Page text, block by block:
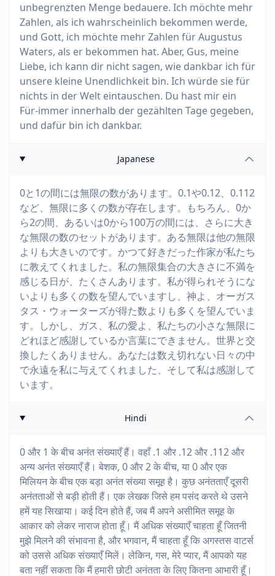
unbegrenzten Menge bedauere. Ich möchte mehr
Zahlen, als ich wahrscheinlich bekommen werde,
und Gott, ich möchte mehr Zahlen für Augustus
Waters, als er bekommen hat. Aber, Gus, meine
Liebe, ich kann dir nicht sagen, wie dankbar ich für
unsere kleine Unendlichkeit bin. Ich würde sie für
nichts in der Welt eintauschen. Du hast mir ein
Für-immer innerhalb der gezählten Tage gegeben,
und dafür bin ich dankbar.
Japanese
0と1の間には無限の数があります。0.1や0.12、0.112
など、無限に多くの数が存在します。もちろん、0か
ら2の間、あるいは0から100万の間には、さらに大き
な無限の数のセットがあります。ある無限は他の無限
よりも大きいのです。かつて好きだった作家が私たち
に教えてくれました。私の無限集合の大きさに不満を
感じる日が、たくさんあります。私が得られそうにな
いよりも多くの数を望んでいますし、神よ、オーガス
タス・ウォーターズが得た数よりも多くを望んでいま
す。しかし、ガス、私の愛よ、私たちの小さな無限に
どれほど感謝しているか言葉にできません。世界と交
換したくありません。あなたは数え切れない日々の中
で永遠を私に与えてくれました、そして私は感謝して
います。
Hindi
0 और 1 के बीच अनंत संख्याएँ हैं। वहाँ .1 और .12 और .112 और
अन्य अनंत संख्याएँ हैं। बेशक, 0 और 2 के बीच, या 0 और एक
मिलियन के बीच एक बड़ा अनंत संख्या समूह है। कुछ अनंतताएँ दूसरी
अनंतताओं से बड़ी होती हैं। एक लेखक जिसे हम पसंद करते थे उसने
हमें यह सिखाया। कई दिन होते हैं, जब मैं अपने असीमित समूह के
आकार को लेकर नाराज होता हूँ। मैं अधिक संख्याएँ चाहता हूँ जितनी
मुझे मिलने की संभावना है, और भगवान, मैं चाहता हूँ कि अगस्तस वाटर्स
को उससे अधिक संख्याएँ मिलें। लेकिन, गस, मेरे प्यार, मैं आपको यह
बता नहीं सकता कि मैं हमारी छोटी अनंतता के लिए कितना आभारी हूँ।